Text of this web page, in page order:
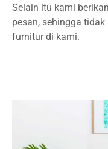
Selain itu kami
pesan, sehingga
furnitur di kami.